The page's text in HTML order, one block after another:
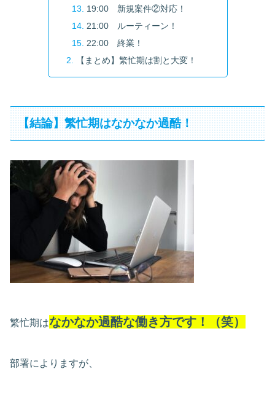
19:00 新規案件②対応！
21:00 ルーティーン！
22:00 終業！
【まとめ】繁忙期は割と大変！
【結論】繁忙期はなかなか過酷！
繁忙期はなかなか過酷な働き方です！（笑）
部署によりますが、